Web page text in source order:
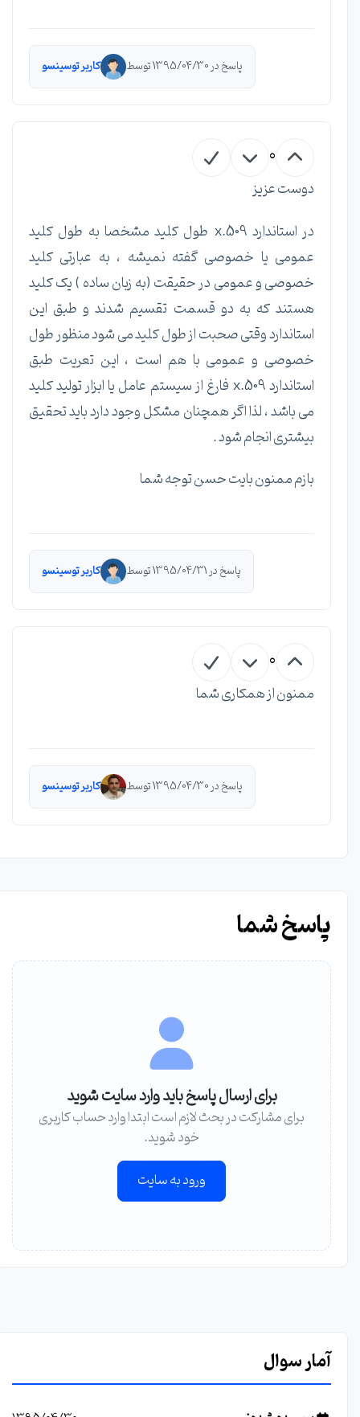
پاسخ در 1395/04/30 توسط کاربر توسینسو
0
دوست عزیز
در استاندارد x.509 طول کلید مشخصا به طول کلید
عمومی یا خصوصی گفته نمیشه ، به عبارتی کلید
خصوصی و عمومی در حقیقت (به زبان ساده ) یک کلید
هستند که به دو قسمت تقسیم شدند و طبق این
استاندارد وقتی صحبت از طول کلید می شود منظور طول
خصوصی و عمومی با هم است ، این تعریت طبق
استاندارد x.509 فارغ از سیستم عامل یا ابزار تولید کلید
می باشد ، لذا اگر همچنان مشکل وجود دارد باید تحقیق
بیشتری انجام شود .
بازم ممنون بایت حسن توجه شما
پاسخ در 1395/04/31 توسط کاربر توسینسو
0
ممنون از همکاری شما
پاسخ در 1395/04/30 توسط کاربر توسینسو
پاسخ شما
برای ارسال پاسخ باید وارد سایت شوید
برای مشارکت در بحث لازم است ابتدا وارد حساب کاربری
خود شوید.
ورود به سایت
آمار سوال